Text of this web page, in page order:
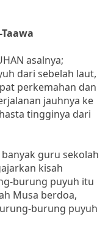
asalnya;
dari sebelah laut,
perkemahan dan
jauhnya ke
tingginya dari
guru sekolah
kisah
burung puyuh itu
Musa berdoa,
burung puyuh